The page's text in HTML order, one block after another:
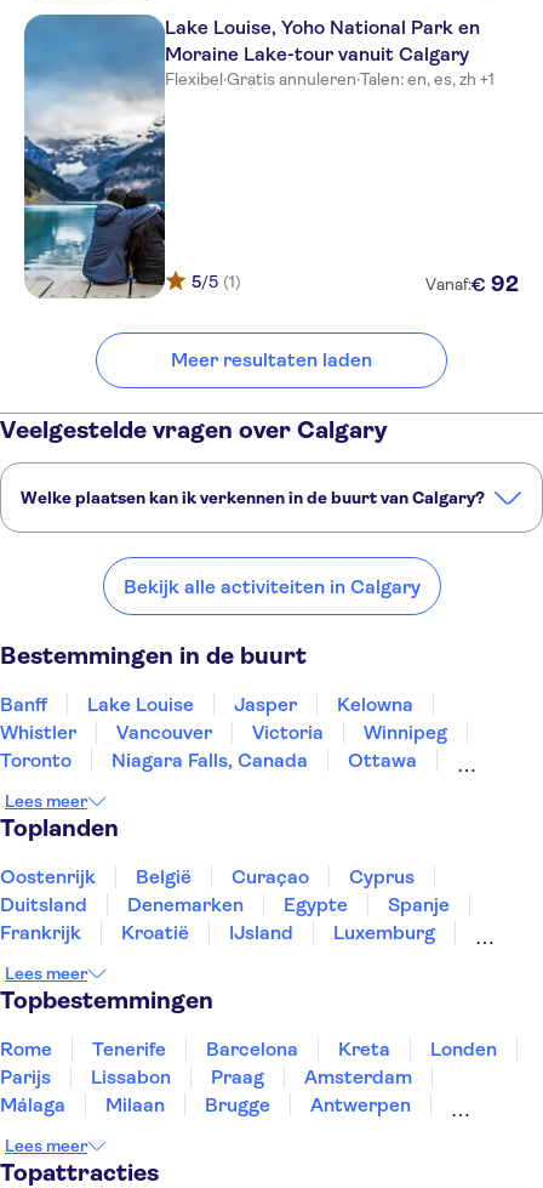
Lake Louise, Yoho National Park en
Moraine Lake-tour vanuit Calgary
Flexibel·Gratis annuleren·Talen: en, es, zh +1
5/5 (1) Vanaf:€ 92
Meer resultaten laden
Veelgestelde vragen over Calgary
Welke plaatsen kan ik verkennen in de buurt van Calgary?
buurt van Calgary:
Lake Louise
Bekijk alle activiteiten in Calgary
Bestemmingen in de buurt
Banff Lake Louise Jasper
Kelowna
Whistler
Vancouver Victoria
Winnipeg
Toronto
Niagara Falls, Canada
Ottawa
Prince Edward Island
Lees meer
Toplanden
Oostenrijk België Curaçao
Cyprus
Duitsland
Denemarken Egypte
Spanje
Frankrijk
Kroatië IJsland
Luxemburg
Slovenië
Thailand
Lees meer
Topbestemmingen
Rome Tenerife Barcelona Kreta
Londen
Parijs
Lissabon Praag
Amsterdam
Málaga
Milaan Brugge
Antwerpen
Eindhoven
Lees meer
Topattracties